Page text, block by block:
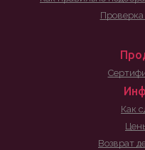
Как
Возврат